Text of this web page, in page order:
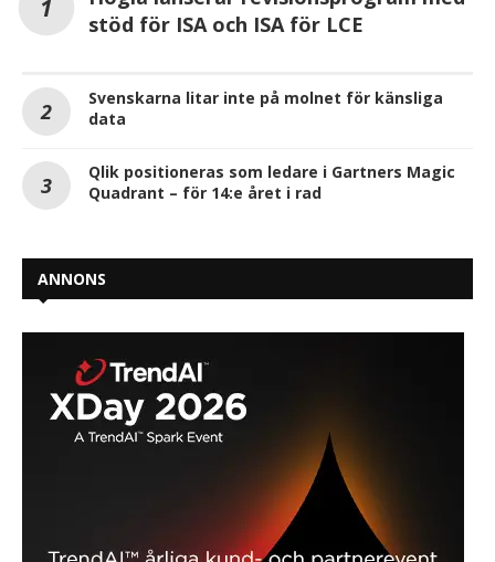
stöd för ISA och ISA för LCE
Svenskarna litar inte på molnet för känsliga
data
Qlik positioneras som ledare i Gartners Magic
Quadrant – för 14:e året i rad
ANNONS